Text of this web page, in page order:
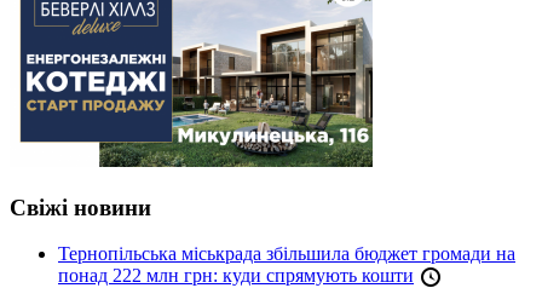
Свіжі новини
Тернопільська міськрада збільшила бюджет громади на
понад 222 млн грн: куди спрямують кошти